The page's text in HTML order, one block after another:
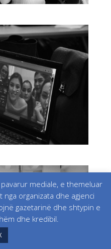
mediale, e themeluar
organizata dhe agjenci
gazetarinë dhe shtypin e
dhe kredibil.